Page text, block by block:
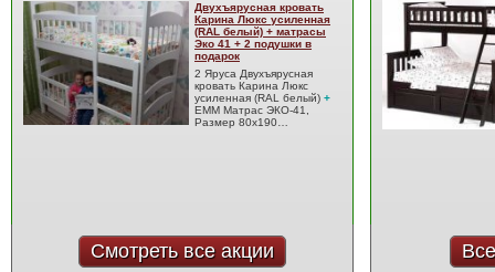
Двухъярусная кровать
Карина Люкс усиленная
(RAL белый) + матрасы
Эко 41 + 2 подушки в
подарок
2 Яруса Двухъярусная
кровать Карина Люкс
усиленная (RAL белый) +
EMM Матрас ЭКО-41,
Размер 80x190…
Смотреть все акции